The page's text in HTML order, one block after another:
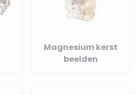
Magnesium kerst
beelden